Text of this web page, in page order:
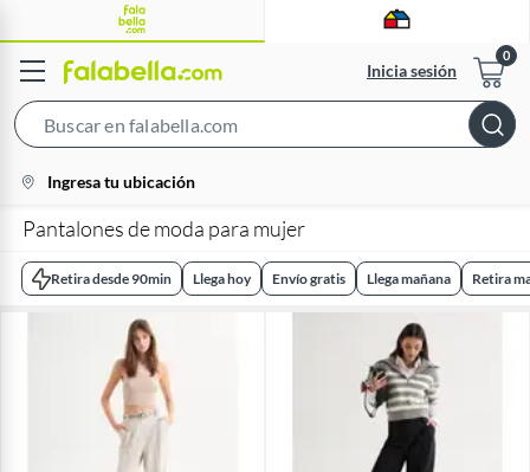
Inicia sesión
Bar
location-
icon
Ingresa tu ubicación
Pantalones de moda para mujer
Retira desde 90min Llega hoy Envío gratis Llega mañana Retira